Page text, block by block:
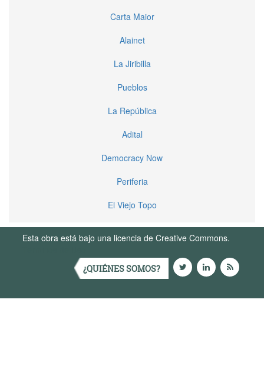
Carta Maior
Alainet
La Jiribilla
Pueblos
La República
Adital
Democracy Now
Periferia
El Viejo Topo
Esta obra está bajo una licencia de Creative Commons.
¿QUIÉNES SOMOS?